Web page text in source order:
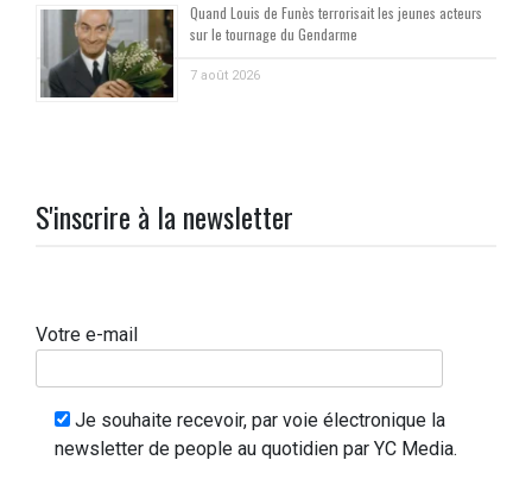
Quand Louis de Funès terrorisait les jeunes acteurs
sur le tournage du Gendarme
7 août 2026
S'inscrire à la newsletter
Votre e-mail
Je souhaite recevoir, par voie électronique la
newsletter de people au quotidien par YC Media.